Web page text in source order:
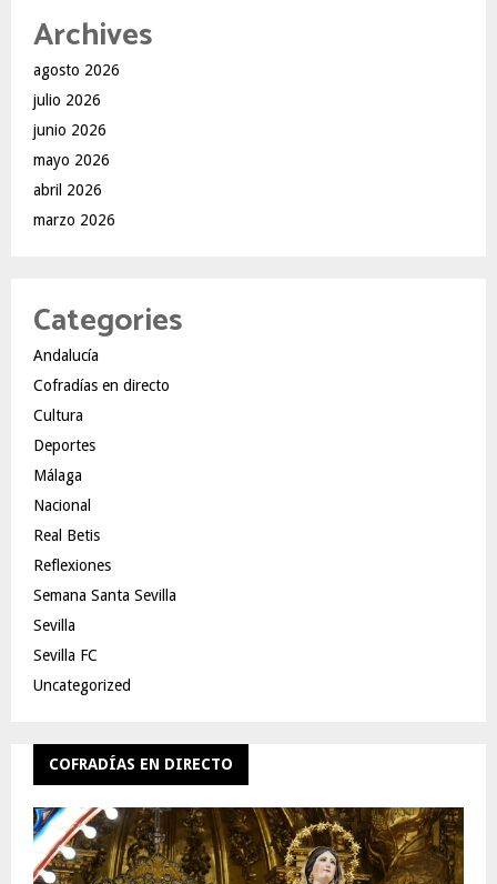
Archives
agosto 2026
julio 2026
junio 2026
mayo 2026
abril 2026
marzo 2026
Categories
Andalucía
Cofradías en directo
Cultura
Deportes
Málaga
Nacional
Real Betis
Reflexiones
Semana Santa Sevilla
Sevilla
Sevilla FC
Uncategorized
COFRADÍAS EN DIRECTO